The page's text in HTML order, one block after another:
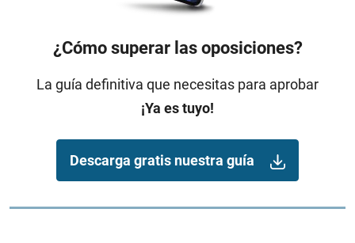
¿Cómo superar las oposiciones?
La guía definitiva que necesitas para aprobar
¡Ya es tuyo!
Descarga gratis nuestra guía